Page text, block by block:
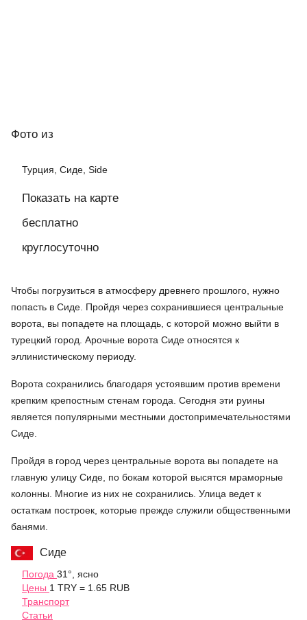
Фото из
Турция, Сиде, Side
Показать на карте
бесплатно
круглосуточно
Чтобы погрузиться в атмосферу древнего прошлого, нужно
попасть в Сиде. Пройдя через сохранившиеся центральные
ворота, вы попадете на площадь, с которой можно выйти в
турецкий город. Арочные ворота Сиде относятся к
эллинистическому периоду.
Ворота сохранились благодаря устоявшим против времени
крепким крепостным стенам города. Сегодня эти руины
является популярными местными достопримечательностями
Сиде.
Пройдя в город через центральные ворота вы попадете на
главную улицу Сиде, по бокам которой высятся мраморные
колонны. Многие из них не сохранились. Улица ведет к
остаткам построек, которые прежде служили общественными
банями.
Сиде
Погода 31°, ясно
Цены 1 TRY = 1.65 RUB
Транспорт
Статьи